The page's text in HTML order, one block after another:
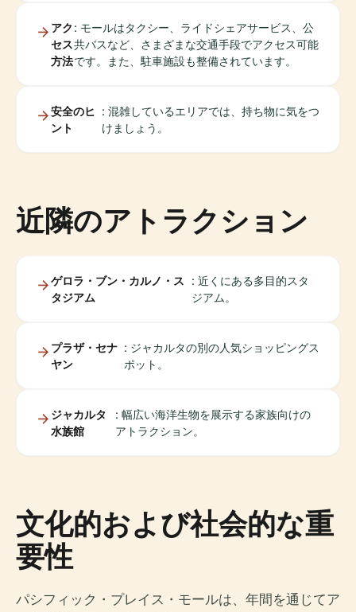
アク
セス
方法
: モールはタクシー、ライドシェアサービス、公
共バスなど、さまざまな交通手段でアクセス可能
です。また、駐車施設も整備されています。
安全のヒ
ント
: 混雑しているエリアでは、持ち物に気をつ
けましょう。
近隣のアトラクション
ゲロラ・ブン・カルノ・ス
タジアム
: 近くにある多目的スタ
ジアム。
プラザ・セナ
ヤン
: ジャカルタの別の人気ショッピングス
ポット。
ジャカルタ
水族館
: 幅広い海洋生物を展示する家族向けの
アトラクション。
文化的および社会的な重
要性
パシフィック・プレイス・モールは、年間を通じてア